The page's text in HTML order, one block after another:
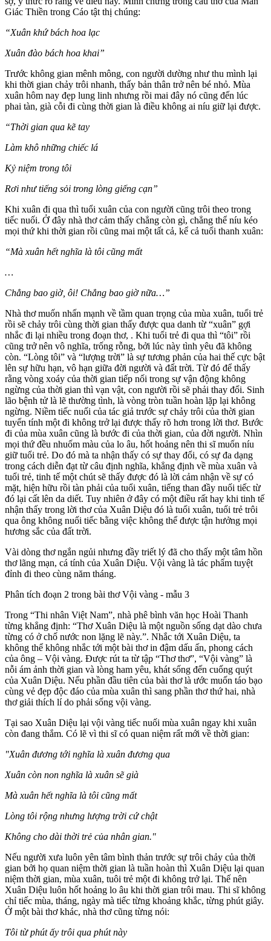
Giác Thiền trong Cáo tật thị chúng:
“Xuân khứ bách hoa lạc
Xuân đào bách hoa khai”
Trước không gian mênh mông, con người dường như thu mình lại
khi thời gian chảy trôi nhanh, thấy bản thân trở nên bé nhỏ. Mùa
xuân hôm nay đẹp lung linh nhưng rồi mai đây nó cũng đến lúc
phai tàn, già cỗi đi cùng thời gian là điều không ai níu giữ lại được.
“Thời gian qua kẽ tay
Làm khô những chiếc lá
Kỷ niệm trong tôi
Rơi như tiếng sỏi trong lòng giếng cạn”
Khi xuân đi qua thì tuổi xuân của con người cũng trôi theo trong
tiếc nuối. Ở đây nhà thơ cảm thấy chẳng còn gì, chẳng thể níu kéo
mọi thứ khi thời gian rồi cũng mai một tất cả, kể cả tuổi thanh xuân:
“Mà xuân hết nghĩa là tôi cũng mất
…
Chẳng bao giờ, ôi! Chẳng bao giờ nữa…”
Nhà thơ muốn nhấn mạnh về tầm quan trọng của mùa xuân, tuổi trẻ
rồi sẽ chảy trôi cùng thời gian thấy được qua danh từ “xuân” gợi
nhắc đi lại nhiều trong đoạn thơ, . Khi tuổi trẻ đi qua thì “tôi” rồi
cũng trở nên vô nghĩa, trống rỗng, bởi lúc này tình yêu đã không
còn. “Lòng tôi” và “lượng trời” là sự tương phản của hai thế cực bật
lên sự hữu hạn, vô hạn giữa đời người và đất trời. Từ đó để thấy
rằng vòng xoáy của thời gian tiếp nối trong sự vận động không
ngừng của thời gian thì vạn vật, con người rồi sẽ phải thay đổi. Sinh
lão bệnh tử là lẽ thường tình, là vòng tròn tuần hoàn lặp lại không
ngừng. Niềm tiếc nuối của tác giả trước sự chảy trôi của thời gian
tuyến tính một đi không trở lại được thấy rõ hơn trong lời thơ. Bước
đi của mùa xuân cũng là bước đi của thời gian, của đời người. Nhìn
mọi thứ đều nhuốm màu của lo âu, hốt hoảng nên thi sĩ muốn níu
giữ tuổi trẻ. Do đó mà ta nhận thấy có sự thay đổi, có sự đa dạng
trong cách diễn đạt từ câu định nghĩa, khẳng định về mùa xuân và
tuổi trẻ, tinh tế một chút sẽ thấy được đó là lời cảm nhận về sự có
mặt, hiện hữu rồi tàn phải của tuổi xuân, tiếng than đầy nuối tiếc từ
đó lại cất lên da diết. Tuy nhiên ở đây có một điều rất hay khi tinh tế
nhận thấy trong lời thơ của Xuân Diệu đó là tuổi xuân, tuổi trẻ trôi
qua ông không nuối tiếc bằng việc không thể được tận hưởng mọi
hương sắc của đất trời.
Vài dòng thơ ngắn ngủi nhưng đầy triết lý đã cho thấy một tâm hồn
thơ lãng mạn, cá tính của Xuân Diệu. Vội vàng là tác phẩm tuyệt
đỉnh đi theo cùng năm tháng.
Phân tích đoạn 2 trong bài thơ Vội vàng - mẫu 3
Trong “Thi nhân Việt Nam”, nhà phê bình văn học Hoài Thanh
từng khẳng định: “Thơ Xuân Diệu là một nguồn sống dạt dào chưa
từng có ở chố nước non lặng lẽ này.”. Nhắc tới Xuân Diệu, ta
không thể không nhắc tới một bài thơ in đậm dấu ấn, phong cách
của ông – Vội vàng. Được rút ta từ tập “Thơ thơ”, “Vội vàng” là
nỗi ám ảnh thời gian và lòng ham yêu, khát sống đến cuống quýt
của Xuân Diệu. Nếu phần đầu tiên của bài thơ là ước muốn táo bạo
cùng vẻ đẹp độc đáo của mùa xuân thì sang phần thơ thứ hai, nhà
thơ giải thích lí do phải sống vội vàng.
Tại sao Xuân Diệu lại vội vàng tiếc nuối mùa xuân ngay khi xuân
còn đang thắm. Có lẽ vì thi sĩ có quan niệm rất mới về thời gian:
"Xuân đương tới nghĩa là xuân đương qua
Xuân còn non nghĩa là xuân sẽ già
Mà xuân hết nghĩa là tôi cũng mất
Lòng tôi rộng nhưng lượng trời cứ chật
Không cho dài thời trẻ của nhân gian."
Nếu người xưa luôn yên tâm bình thản trước sự trôi chảy của thời
gian bởi họ quan niệm thời gian là tuần hoàn thì Xuân Diệu lại quan
niệm thời gian, mùa xuân, tuôi trẻ một đi không trở lại. Thế nên
Xuân Diệu luôn hốt hoảng lo âu khi thời gian trôi mau. Thi sĩ không
chỉ tiếc mùa, tháng, ngày mà tiếc từng khoảng khắc, từng phút giây.
Ở một bài thơ khác, nhà thơ cũng từng nói:
Tôi từ phút ấy trôi qua phút này